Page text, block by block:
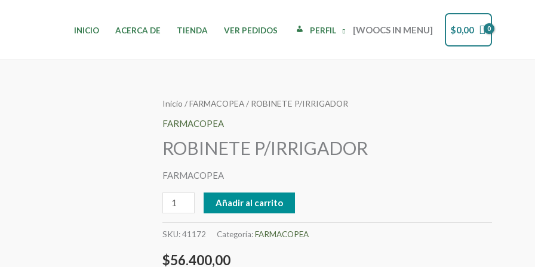
INICIO ACERCA DE TIENDA VER PEDIDOS PERFIL [WOOCS IN MENU] $0,00
Inicio /FARMACOPEA/ ROBINETE P/IRRIGADOR
FARMACOPEA
ROBINETE P/IRRIGADOR
FARMACOPEA
ROBINETE
P/IRRIGADOR
Añadir al carrito
SKU:41172 Categoría:FARMACOPEA
$56.400,00